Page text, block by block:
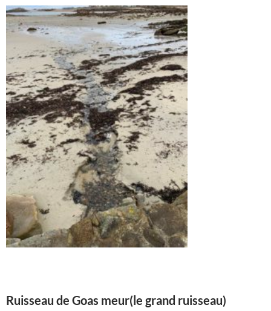
Ruisseau de Goas meur(le grand ruisseau)